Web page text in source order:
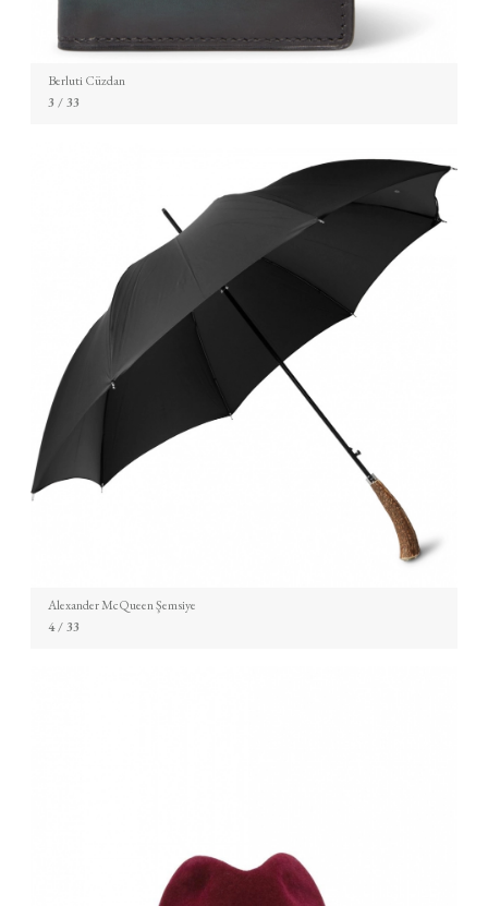
Berluti Cüzdan
3 / 33
Alexander McQueen Şemsiye
4/ 33